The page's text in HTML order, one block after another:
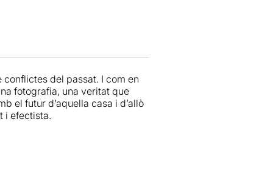
o físicament, des de la
i la germana petita,
Un quart personatge,
fora de la ciutat.
del passat. I com en
fotografia, una veritat que
el futur d’aquella casa i d’allò
i efectista.